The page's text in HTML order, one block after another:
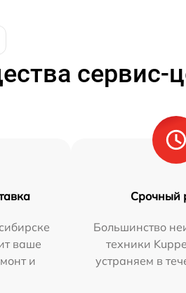
сервис-
ваше
и
Срочный
Большинство
техники
устраняем в